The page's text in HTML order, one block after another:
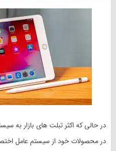
در حالی که اکثر تبلت های بازار به